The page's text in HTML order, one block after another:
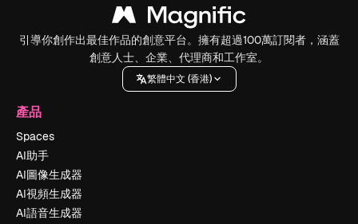
引導你創作出最佳作品的創意平台。擁有超過100萬訂閱者，涵蓋
創意人士、企業、代理商和工作室。
繁體中文 (香港)
產品
Spaces
AI助手
AI圖像生成器
AI視頻生成器
AI語音生成器